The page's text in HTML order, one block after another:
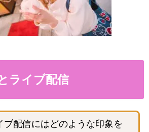
ライブ配信
ブ配信にはどのような印象を